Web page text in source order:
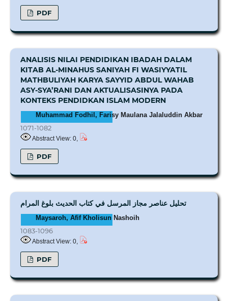
PDF
ANALISIS NILAI PENDIDIKAN IBADAH DALAM
KITAB AL-MINAHUS SANIYAH FI WASIYYATIL
MATHBULIYAH KARYA SAYYID ABDUL WAHAB
ASY-SYA’RANI DAN AKTUALISASINYA PADA
KONTEKS PENDIDKAN ISLAM MODERN
Muhammad Fodhil, Farisy Maulana Jalaluddin Akbar
1071-1082
Abstract View: 0,
PDF
تحليل عناصر مجاز المرسل في كتاب الحديث بلوغ المرام
Maysaroh, Afif Kholisun Nashoih
1083-1096
Abstract View: 0,
PDF